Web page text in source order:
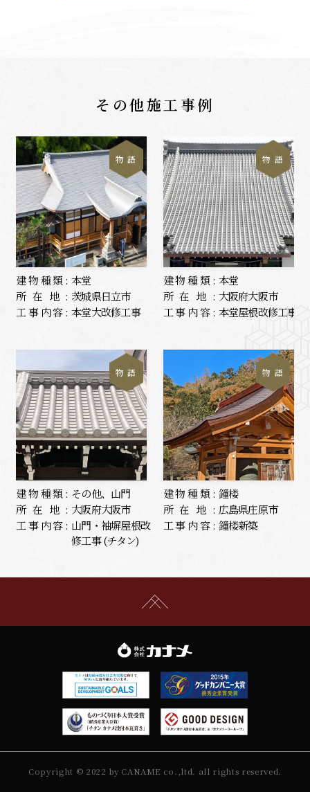
その他施工事例
物 語
建物種類: 本堂
所在地: 茨城県日立市
工事内容: 本堂大改修工事
物 語
建物種類: 本堂
所在地: 大阪府大阪市
工事内容: 本堂屋根改修工事
物 語
建物種類: その他、山門
所在地: 大阪府大阪市
工事内容: 山門・袖塀屋根改
修工事 (チタン)
物 語
建物種類: 鐘楼
所在地: 広島県庄原市
工事内容: 鐘楼新築
Copyright © 2022 by CANAME co.,ltd. all rights reserved.